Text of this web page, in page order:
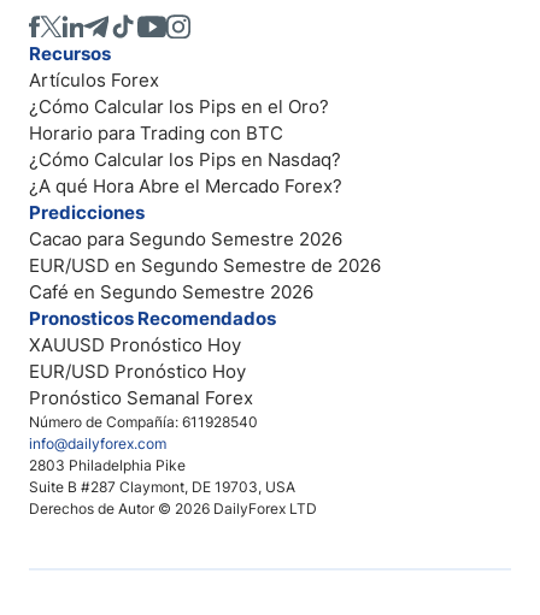
Número de Compañía: 611928540
info@dailyforex.com
2803 Philadelphia Pike
Suite B #287 Claymont, DE 19703, USA
Derechos de Autor © 2026 DailyForex LTD
Recursos
Artículos Forex
¿Cómo Calcular los Pips en el Oro?
Horario para Trading con BTC
¿Cómo Calcular los Pips en Nasdaq?
¿A qué Hora Abre el Mercado Forex?
Predicciones
Cacao para Segundo Semestre 2026
EUR/USD en Segundo Semestre de 2026
Café en Segundo Semestre 2026
Pronosticos Recomendados
XAUUSD Pronóstico Hoy
EUR/USD Pronóstico Hoy
Pronóstico Semanal Forex